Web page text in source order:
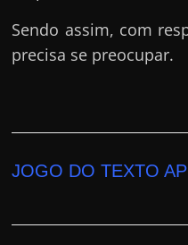
Sendo assim, com
precisa se preocupar.
JOGO DO TEXTO